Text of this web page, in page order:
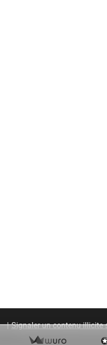
Signaler un contenu illicite